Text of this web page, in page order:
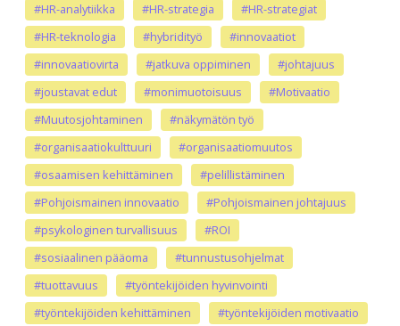
#HR-analytiikka
#HR-strategia
#HR-strategiat
#HR-teknologia
#hybridityö
#innovaatiot
#innovaatiovirta
#jatkuva oppiminen
#johtajuus
#joustavat edut
#monimuotoisuus
#Motivaatio
#Muutosjohtaminen
#näkymätön työ
#organisaatiokulttuuri
#organisaatiomuutos
#osaamisen kehittäminen
#pelillistäminen
#Pohjoismainen innovaatio
#Pohjoismainen johtajuus
#psykologinen turvallisuus
#ROI
#sosiaalinen pääoma
#tunnustusohjelmat
#tuottavuus
#työntekijöiden hyvinvointi
#työntekijöiden kehittäminen
#työntekijöiden motivaatio